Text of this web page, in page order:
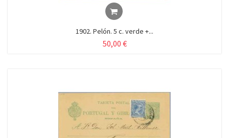
1902. Pelón. 5 c. verde +...
50,00 €